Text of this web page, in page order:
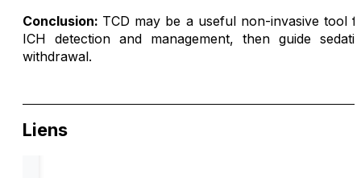
Conclusion: TCD may be a useful non-invasive tool
ICH detection and management, then guide
withdrawal.
Liens